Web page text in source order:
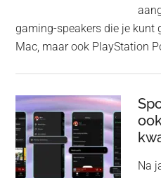
gaming-speakers die je kunt
Mac, maar ook PlayStation
Na